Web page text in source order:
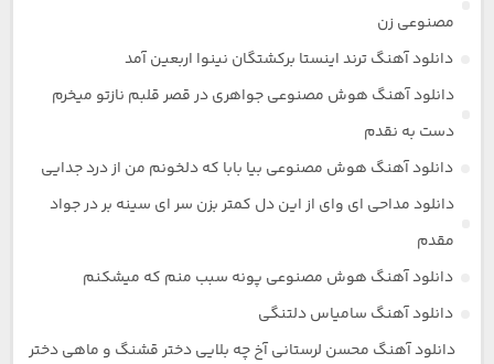
مصنوعی زن
دانلود آهنگ ترند اینستا برکشتگان نینوا اربعین آمد
دانلود آهنگ هوش مصنوعی جواهری در قصر قلبم نازتو میخرم
دست به نقدم
دانلود آهنگ هوش مصنوعی بیا بابا که دلخونم من از درد جدایی
دانلود مداحی ای وای از این دل کمتر بزن سر ای سینه بر در جواد
مقدم
دانلود آهنگ هوش مصنوعی پونه سبب منم که میشکنم
دانلود آهنگ سامیاس دلتنگی
دانلود آهنگ محسن لرستانی آخ چه بلایی دختر قشنگ و ماهی دختر